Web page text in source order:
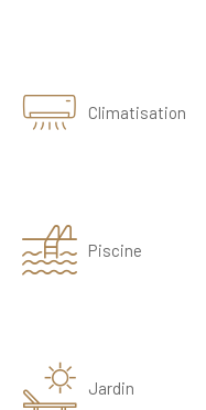
Climatisation
Piscine
Jardin